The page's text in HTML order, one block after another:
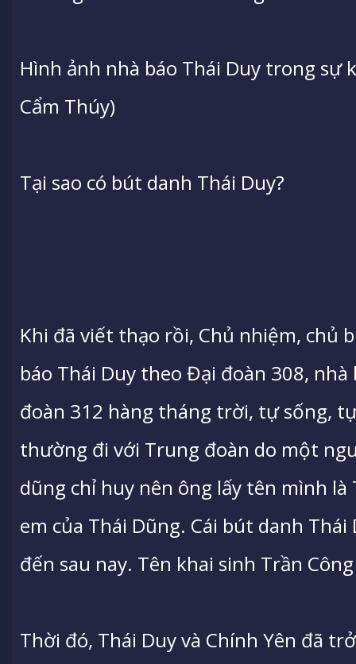
Hình ảnh nhà báo Thái Duy trong sự
Cẩm Thúy)
Tại sao có bút danh Thái Duy?
Khi đã viết thạo rồi, Chủ nhiệm, chủ
báo Thái Duy theo Đại đoàn 308,
đoàn 312 hàng tháng trời, tự sống,
thường đi với Trung đoàn do một
dũng chỉ huy nên ông lấy tên mình
em của Thái Dũng. Cái bút danh
đến sau nay. Tên khai sinh Trần
Thời đó, Thái Duy và Chính Yên đã